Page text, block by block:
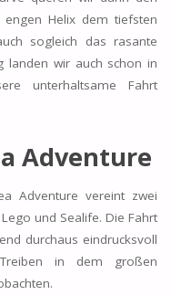
Helix dem tiefsten
sogleich das rasante
landen wir auch schon in
unterhaltsame Fahrt
Adventure
Adventure vereint zwei
und Sealife. Die Fahrt
durchaus eindrucksvoll
in dem großen